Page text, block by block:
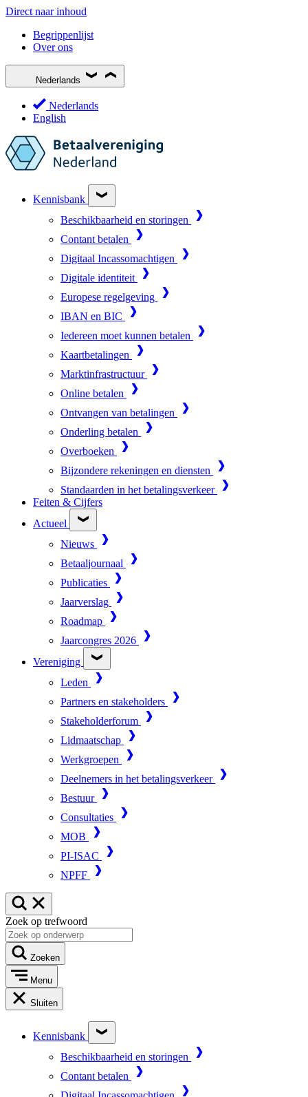
Direct naar inhoud
Begrippenlijst
Over ons
Nederlands
Nederlands
English
Kennisbank
Beschikbaarheid en storingen
Contant betalen
Digitaal Incassomachtigen
Digitale identiteit
Europese regelgeving
IBAN en BIC
Iedereen moet kunnen betalen
Kaartbetalingen
Marktinfrastructuur
Online betalen
Ontvangen van betalingen
Onderling betalen
Overboeken
Bijzondere rekeningen en diensten
Standaarden in het betalingsverkeer
Feiten & Cijfers
Actueel
Nieuws
Betaaljournaal
Publicaties
Jaarverslag
Roadmap
Jaarcongres 2026
Vereniging
Leden
Partners en stakeholders
Stakeholderforum
Lidmaatschap
Werkgroepen
Deelnemers in het betalingsverkeer
Bestuur
Consultaties
MOB
PI-ISAC
NPFF
Zoek op trefwoord
Zoeken
Menu
Sluiten
Kennisbank
Beschikbaarheid en storingen
Contant betalen